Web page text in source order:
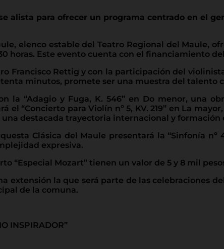
alista para ofrecer un programa centrado en el
elenco estable del Teatro Regional del Maule,
horas. Este evento cuenta con el financiamiento
Francisco Rettig y con la participación del
minutos, promete ser una muestra del talento
la “Adagio y Fuga, K. 546” en Do menor, una
el “Concierto para Violín nº 5, KV. 219” en La
destacada trayectoria internacional y formación
Clásica del Maule presentará la “Sinfonía
expresiva.
“Especial Mozart” tienen un valor de 5 y 8 mil
extensión la que será parte de las celebraciones
de la comuna.
INSPIRADOR”